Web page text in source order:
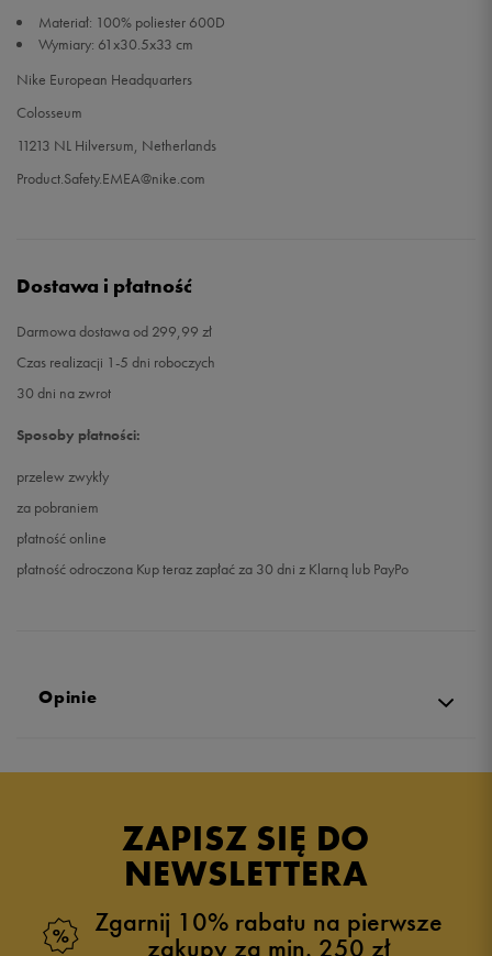
Materiał: 100% poliester 600D
Wymiary: 61x30.5x33 cm
Nike European Headquarters
Colosseum
11213 NL Hilversum, Netherlands
Product.Safety.EMEA@nike.com
Dostawa i płatność
Darmowa dostawa od 299,99 zł
Czas realizacji 1-5 dni roboczych
30 dni na zwrot
Sposoby płatności:
przelew zwykły
za pobraniem
płatność online
płatność odroczona Kup teraz zapłać za 30 dni z Klarną lub PayPo
Opinie
ZAPISZ SIĘ DO
NEWSLETTERA
Zgarnij 10% rabatu na pierwsze
zakupy za min. 250 zł